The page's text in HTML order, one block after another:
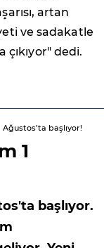
artan
ve sadakatle
dedi.
başlıyor!
1
başlıyor.